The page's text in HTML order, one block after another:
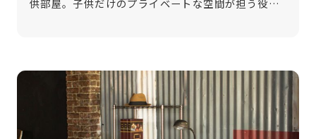
供部屋。子供だけのプライベートな空間が担う役割